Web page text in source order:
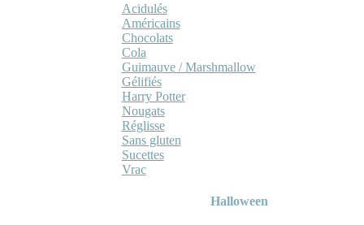
Acidulés
Américains
Chocolats
Cola
Guimauve / Marshmallow
Gélifiés
Harry Potter
Nougats
Réglisse
Sans gluten
Sucettes
Vrac
Halloween